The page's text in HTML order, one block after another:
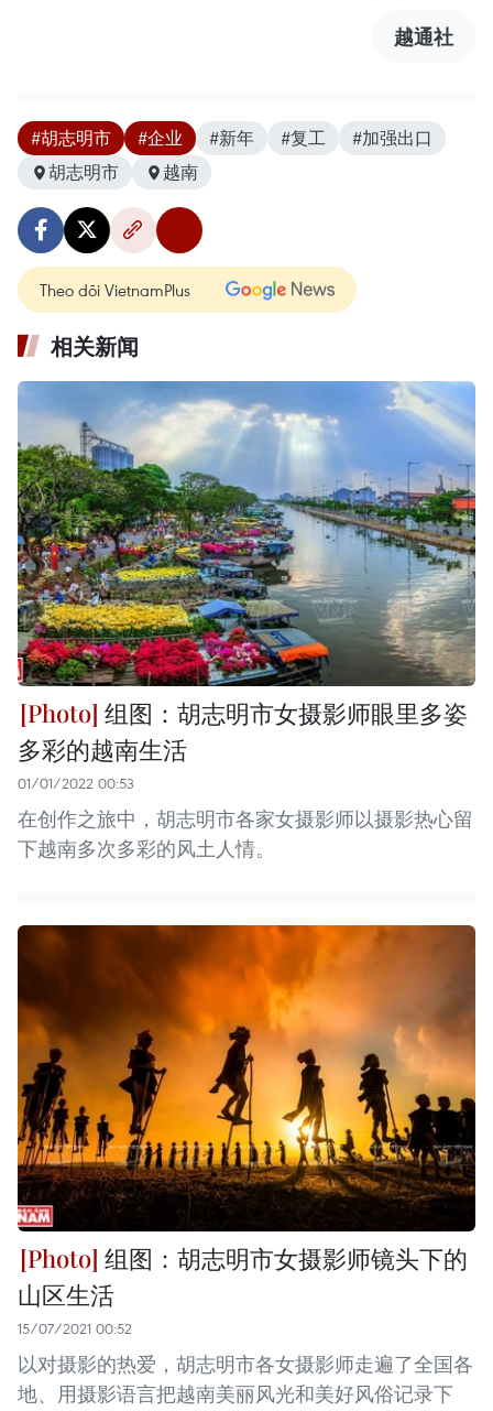
越通社
#胡志明市 #企业 #新年 #复工
#加强出口
胡志明市
越南
Theo dõi VietnamPlus
相关新闻
组图：胡志明市女摄影师眼里多姿
多彩的越南生活
01/01/2022 00:53
在创作之旅中，胡志明市各家女摄影师以摄影热心留
下越南多次多彩的风土人情。
组图：胡志明市女摄影师镜头下的
山区生活
15/07/2021 00:52
以对摄影的热爱，胡志明市各女摄影师走遍了全国各
地、用摄影语言把越南美丽风光和美好风俗记录下